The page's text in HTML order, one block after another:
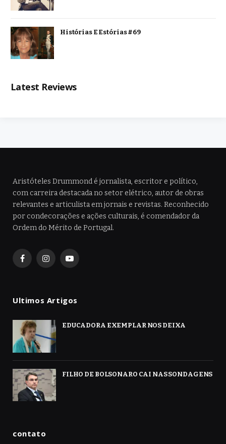
Histórias E Estórias #69
Latest Reviews
Aristóteles Drummond é jornalista, escritor e político,
com carreira destacada no setor elétrico, autor de obras
relevantes e articulista em jornais e revistas. Reconhecido
por condecorações e ações culturais, é comendador da
Ordem do Mérito de Portugal.
FacebookInstagramYouTube
Ultimos Artigos
EDUCADORA EXEMPLAR NOS DEIXA
FILHO DE BOLSONARO CAI NAS SONDAGENS
contato